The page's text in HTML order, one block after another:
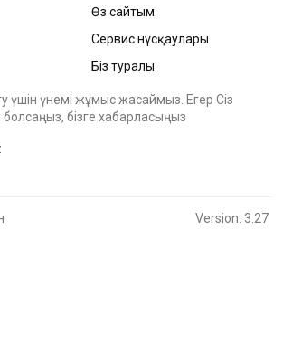
Өз сайтым
Сервис нұсқаулары
Біз туралы
үшін үнемі жұмыс жасаймыз. Егер Сіз
бізге хабарласыңыз
Version: 3.27